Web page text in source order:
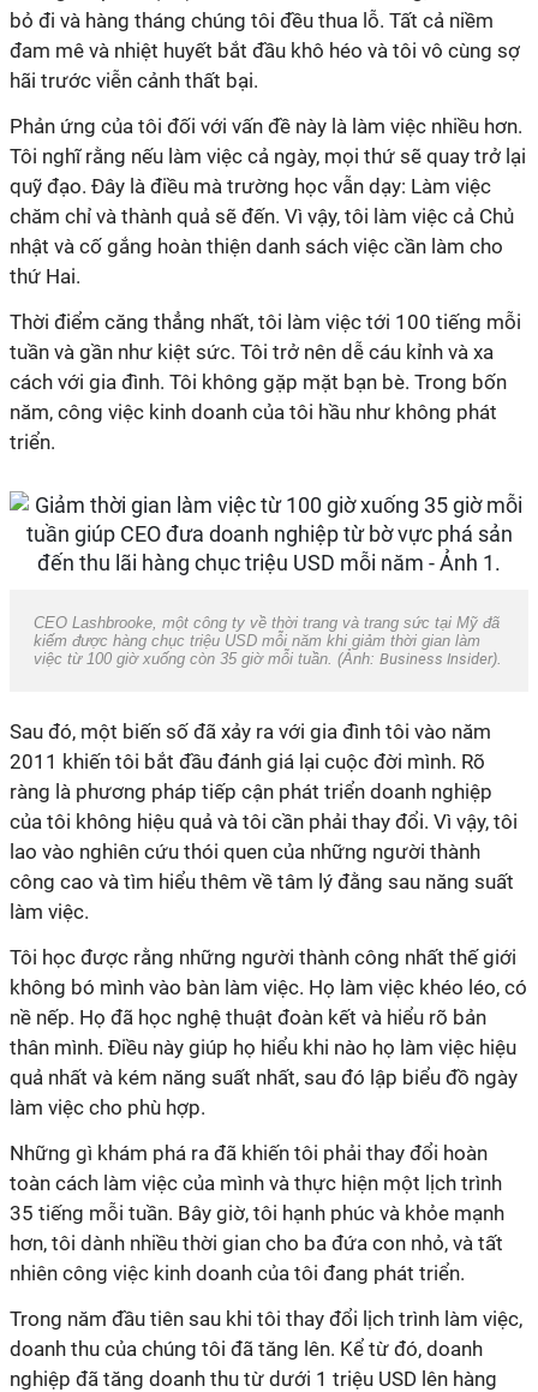
bỏ đi và hàng tháng chúng tôi đều thua lỗ. Tất cả niềm
đam mê và nhiệt huyết bắt đầu khô héo và tôi vô cùng sợ
hãi trước viễn cảnh thất bại.
Phản ứng của tôi đối với vấn đề này là làm việc nhiều hơn.
Tôi nghĩ rằng nếu làm việc cả ngày, mọi thứ sẽ quay trở lại
quỹ đạo. Đây là điều mà trường học vẫn dạy: Làm việc
chăm chỉ và thành quả sẽ đến. Vì vậy, tôi làm việc cả Chủ
nhật và cố gắng hoàn thiện danh sách việc cần làm cho
thứ Hai.
Thời điểm căng thẳng nhất, tôi làm việc tới 100 tiếng mỗi
tuần và gần như kiệt sức. Tôi trở nên dễ cáu kỉnh và xa
cách với gia đình. Tôi không gặp mặt bạn bè. Trong bốn
năm, công việc kinh doanh của tôi hầu như không phát
triển.
CEO Lashbrooke, một công ty về thời trang và trang sức tại Mỹ đã
kiếm được hàng chục triệu USD mỗi năm khi giảm thời gian làm
việc từ 100 giờ xuống còn 35 giờ mỗi tuần. (Ảnh: Business Insider).
Sau đó, một biến số đã xảy ra với gia đình tôi vào năm
2011 khiến tôi bắt đầu đánh giá lại cuộc đời mình. Rõ
ràng là phương pháp tiếp cận phát triển doanh nghiệp
của tôi không hiệu quả và tôi cần phải thay đổi. Vì vậy, tôi
lao vào nghiên cứu thói quen của những người thành
công cao và tìm hiểu thêm về tâm lý đằng sau năng suất
làm việc.
Tôi học được rằng những người thành công nhất thế giới
không bó mình vào bàn làm việc. Họ làm việc khéo léo, có
nề nếp. Họ đã học nghệ thuật đoàn kết và hiểu rõ bản
thân mình. Điều này giúp họ hiểu khi nào họ làm việc hiệu
quả nhất và kém năng suất nhất, sau đó lập biểu đồ ngày
làm việc cho phù hợp.
Những gì khám phá ra đã khiến tôi phải thay đổi hoàn
toàn cách làm việc của mình và thực hiện một lịch trình
35 tiếng mỗi tuần. Bây giờ, tôi hạnh phúc và khỏe mạnh
hơn, tôi dành nhiều thời gian cho ba đứa con nhỏ, và tất
nhiên công việc kinh doanh của tôi đang phát triển.
Trong năm đầu tiên sau khi tôi thay đổi lịch trình làm việc,
doanh thu của chúng tôi đã tăng lên. Kể từ đó, doanh
nghiệp đã tăng doanh thu từ dưới 1 triệu USD lên hàng